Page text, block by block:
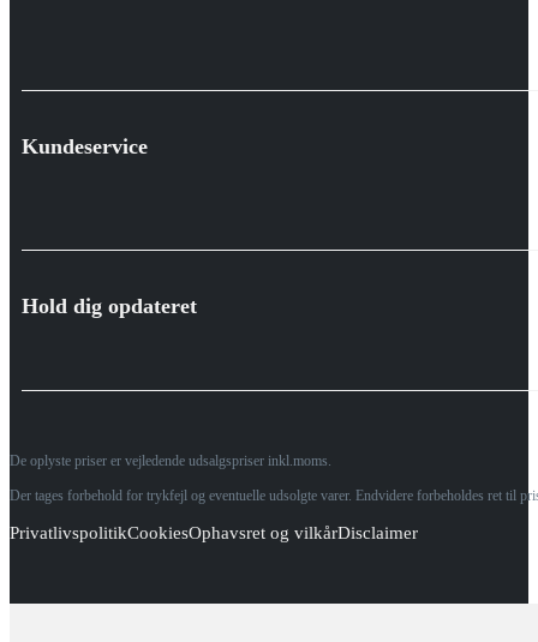
Kundeservice
Hold dig opdateret
De oplyste priser er vejledende udsalgspriser inkl.moms.
Der tages forbehold for trykfejl og eventuelle udsolgte varer. Endvidere forbeholdes ret til
PrivatlivspolitikCookiesOphavsret og vilkårDisclaimer